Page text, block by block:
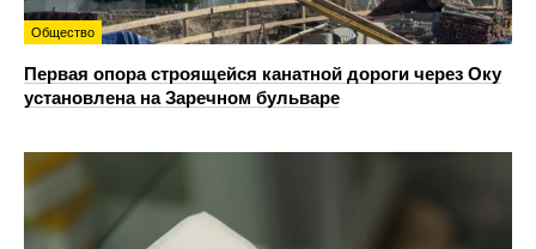
Общество
Первая опора строящейся канатной дороги через Оку
установлена на Заречном бульваре